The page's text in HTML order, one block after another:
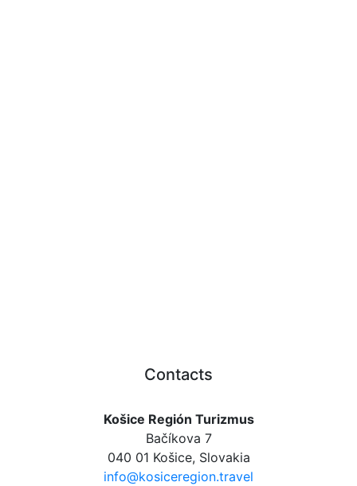
Contacts
Košice Región Turizmus
Bačíkova 7
040 01 Košice, Slovakia
info@kosiceregion.travel